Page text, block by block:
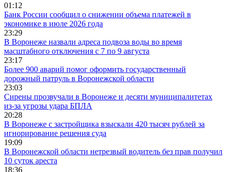
01:12
Банк России сообщил о снижении объема платежей в
экономике в июле 2026 года
23:29
В Воронеже назвали адреса подвоза воды во время
масштабного отключения с 7 по 9 августа
23:17
Более 900 аварий помог оформить государственный
дорожный патруль в Воронежской области
23:03
Сирены прозвучали в Воронеже и десяти муниципалитетах
из-за угрозы удара БПЛА
20:28
В Воронеже с застройщика взыскали 420 тысяч рублей за
игнорирование решения суда
19:09
В Воронежской области нетрезвый водитель без прав получил
10 суток ареста
18:36